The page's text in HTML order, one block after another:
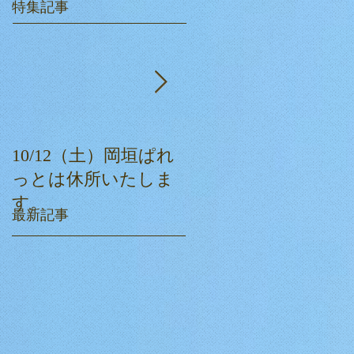
特集記事
10/12（土）岡垣ぱれ
っとは休所いたしま
す。
ぱれっとクリスマス
会☆
最新記事